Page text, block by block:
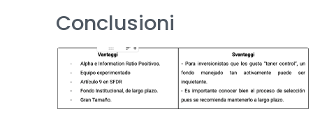
Conclusioni